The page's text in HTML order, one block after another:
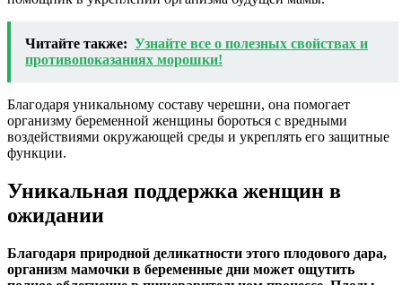
Читайте также: Узнайте все о полезных свойствах и
противопоказаниях морошки!
Благодаря уникальному составу черешни, она помогает
организму беременной женщины бороться с вредными
воздействиями окружающей среды и укреплять его защитные
функции.
Уникальная поддержка женщин в
ожидании
Благодаря природной деликатности этого плодового дара,
организм мамочки в беременные дни может ощутить